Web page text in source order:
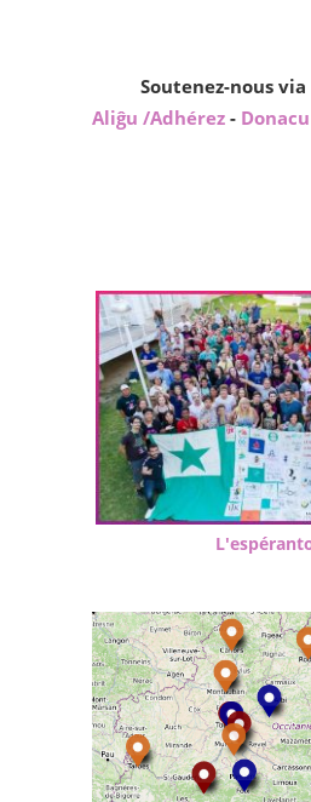
Soutenez-nous via
Aliĝu /Adhérez -